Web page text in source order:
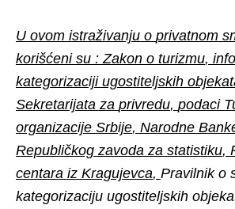
U ovom istraživanju o privatnom
korišćeni su :Zakon o turizmu,
kategorizaciji ugostiteljskih
Sekretarijata za privredu, podaci
organizacije Srbije, Narodne
Republičkog zavoda za statistiku,
centara iz Kragujevca, Pravilnik o
kategorizaciju ugostiteljskih